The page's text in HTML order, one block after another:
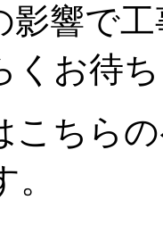
影響で
くお待
こちら